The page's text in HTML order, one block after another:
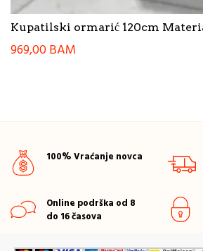
Kupatilski ormarić 120cm
969,00BAM
100% Vraćanje novca
Online podrška od 8
do 16 časova